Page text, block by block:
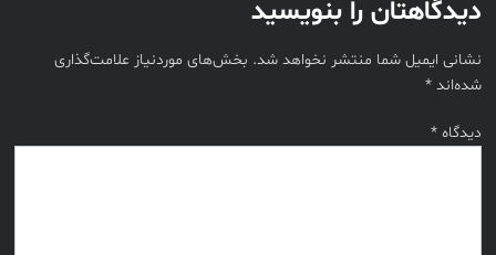
دیدگاهتان را بنویسید
نشانی ایمیل شما منتشر نخواهد شد. بخش‌های موردنیاز علامت‌گذاری
شده‌اند*
دیدگاه*